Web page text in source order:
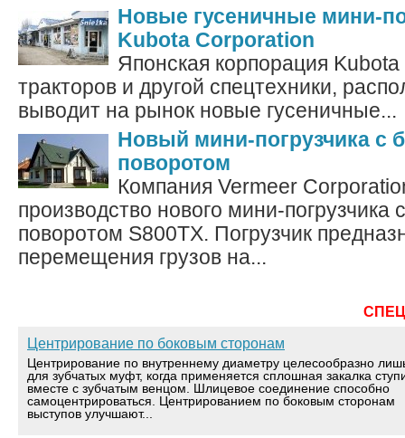
Новые гусеничные мини-
Kubota Corporation
Японская корпорация
тракторов и другой спецтехники,
выводит на рынок новые гусеничные...
Новый мини-погрузчика с
поворотом
Компания Vermeer
производство нового мини-погрузчика
поворотом S800TX. Погрузчик
перемещения грузов на...
Центрирование по боковым сторонам
Центрирование по внутреннему диаметру целесообразно
для зубчатых муфт, когда применяется сплошная закалка
вместе с зубчатым венцом. Шлицевое соединение способно
самоцентрироваться. Центрированием по боковым сторонам
выступов улучшают...